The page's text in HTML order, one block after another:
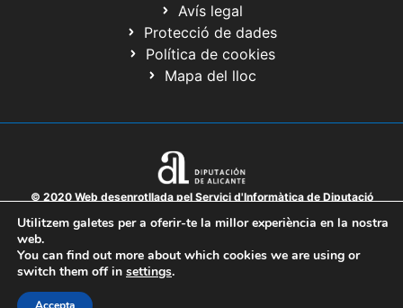
Avís legal
Protecció de dades
Política de cookies
Mapa del lloc
© 2020 Web desenrotllada pel Servici d'Informàtica de Diputació
Utilitzem galetes per a oferir-te la millor experiència en la nostra
web.
You can find out more about which cookies we are using or
switch them off in settings.